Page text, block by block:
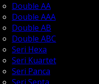
Double AA
Double AAA
Double AB
Double ABC
Seri Hexa
Seri Kuartet
Seri Panca